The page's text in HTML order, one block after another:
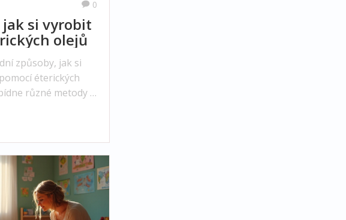
0
si vyrobit
olejů
způsoby, jak si
éterických
různé metody a
vytvořit osvěžující
domově.
éterické oleje a
nejlepší efekt.